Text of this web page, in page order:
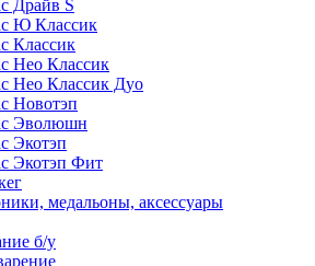
Драйв S
Ю Классик
Классик
Нео Классик
Нео Классик Дуо
Новотэп
Эволюшн
Экотэп
Экотэп Фит
медальоны, аксессуары
б/у